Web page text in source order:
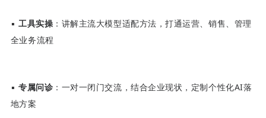
▪ 工具实操 ：讲解主流大模型适配方法，打通运营、销售、管理
全业务流程
▪ 专属问诊：一对一闭门交流，结合企业现状，定制个性化AI落
地方案